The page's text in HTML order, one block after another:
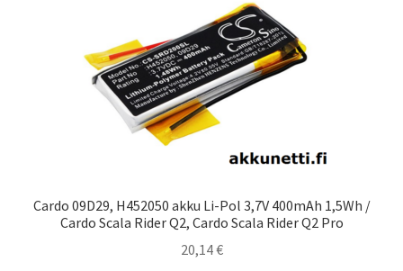
Cardo 09D29, H452050 akku Li-Pol 3,7V 400mAh 1,5Wh /
Cardo Scala Rider Q2, Cardo Scala Rider Q2 Pro
20,14€